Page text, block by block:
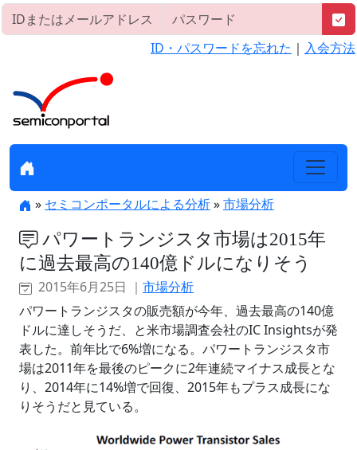
ID・パスワードを忘れた ｜ 入会方法
» セミコンポータルによる分析»市場分析
パワートランジスタ市場は2015年
に過去最高の140億ドルになりそう
2015年6月25日 ｜ 市場分析
パワートランジスタの販売額が今年、過去最高の140億
ドルに達しそうだ、と米市場調査会社のIC Insightsが発
表した。前年比で6%増になる。パワートランジスタ市
場は2011年を最後のピークに2年連続マイナス成長とな
り、2014年に14%増で回復、2015年もプラス成長にな
りそうだと見ている。